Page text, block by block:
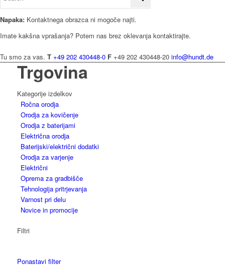
Napaka: Kontaktnega obrazca ni mogoče najti.
Imate kakšna vprašanja? Potem nas brez oklevanja kontaktirajte.
Tu smo za vas. T +49 202 430448-0 F +49 202 430448-20 info@hundt.de
Trgovina
Kategorije izdelkov
Ročna orodja
Orodja za kovičenje
Orodja z baterijami
Električna orodja
Baterijski/električni dodatki
Orodja za varjenje
Električni
Oprema za gradbišče
Tehnologija pritrjevanja
Varnost pri delu
Novice in promocije
Filtri
Ponastavi filter